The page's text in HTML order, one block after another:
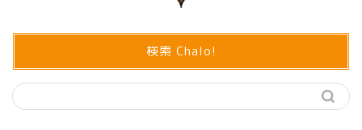
検索 Chalo!